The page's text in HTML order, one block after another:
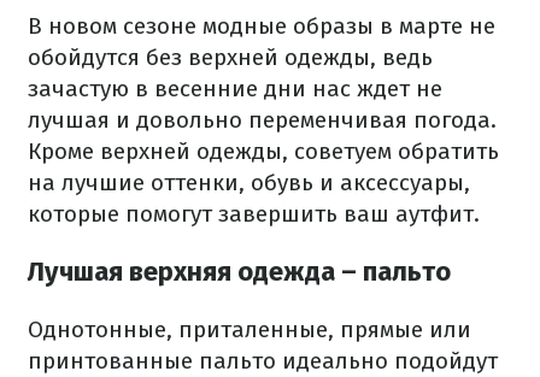
В новом сезоне модные образы в марте не
обойдутся без верхней одежды, ведь
зачастую в весенние дни нас ждет не
лучшая и довольно переменчивая погода.
Кроме верхней одежды, советуем обратить
на лучшие оттенки, обувь и аксессуары,
которые помогут завершить ваш аутфит.
Лучшая верхняя одежда – пальто
Однотонные, приталенные, прямые или
принтованные пальто идеально подойдут